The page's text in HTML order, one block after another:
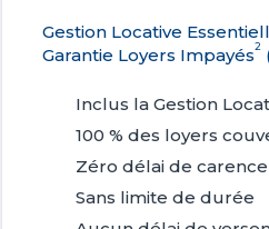
Gestion Locative
Garantie Loyers Impayés2
Inclus la Gestion
100 % des loyers
Zéro délai de carence
Sans limite de durée